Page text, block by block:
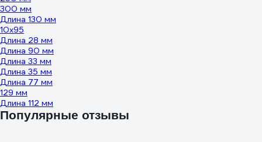
300 мм
Длина 130 мм
10х95
Длина 28 мм
Длина 90 мм
Длина 33 мм
Длина 35 мм
Длина 77 мм
129 мм
Длина 112 мм
Популярные отзывы